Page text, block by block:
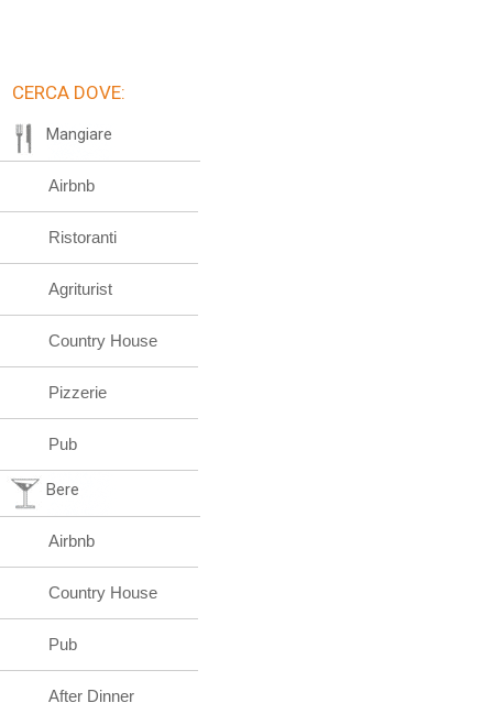
CERCA DOVE:
Mangiare
Airbnb
Ristoranti
Agriturist
Country House
Pizzerie
Pub
Bere
Airbnb
Country House
Pub
After Dinner